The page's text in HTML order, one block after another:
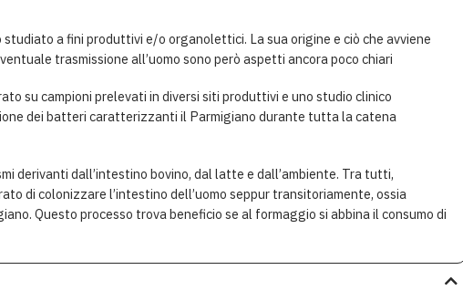
a fini produttivi e/o organolettici. La sua origine e ciò che avviene
trasmissione all’uomo sono però aspetti ancora poco chiari
su campioni prelevati in diversi siti produttivi e uno studio clinico
dei batteri caratterizzanti il Parmigiano durante tutta la catena
derivanti dall’intestino bovino, dal latte e dall’ambiente. Tra tutti,
di colonizzare l’intestino dell’uomo seppur transitoriamente, ossia
Questo processo trova beneficio se al formaggio si abbina il consumo di